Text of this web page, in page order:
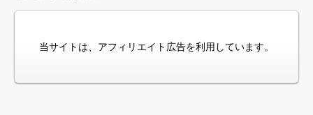
当サイトは、アフィリエイト広告を利用しています。